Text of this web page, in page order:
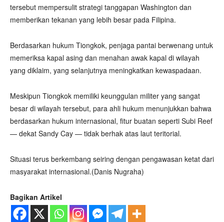
tersebut mempersulit strategi tanggapan Washington dan
memberikan tekanan yang lebih besar pada Filipina.
Berdasarkan hukum Tiongkok, penjaga pantai berwenang untuk
memeriksa kapal asing dan menahan awak kapal di wilayah
yang diklaim, yang selanjutnya meningkatkan kewaspadaan.
Meskipun Tiongkok memiliki keunggulan militer yang sangat
besar di wilayah tersebut, para ahli hukum menunjukkan bahwa
berdasarkan hukum internasional, fitur buatan seperti Subi Reef
— dekat Sandy Cay — tidak berhak atas laut teritorial.
Situasi terus berkembang seiring dengan pengawasan ketat dari
masyarakat internasional.(Danis Nugraha)
Bagikan Artikel